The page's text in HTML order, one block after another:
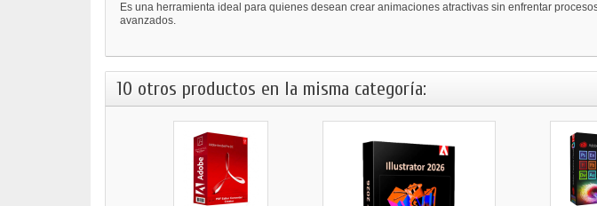
Es una herramienta ideal para quienes desean crear animaciones atractivas sin enfrentar
avanzados.
10 otros productos en la misma categoría: